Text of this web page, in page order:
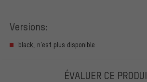
Versions:
black, n’est plus disponible
ÉVALUER CE